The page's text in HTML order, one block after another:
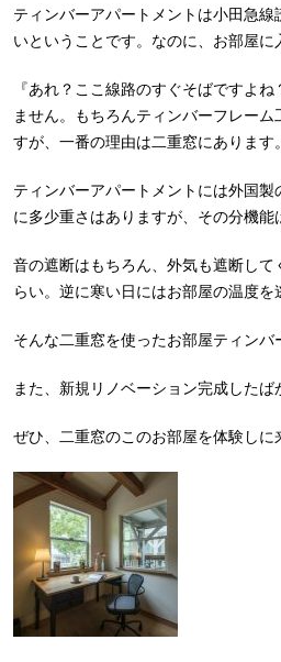
ティンバーアパートメントは小田急
いということです。なのに、お部屋に
『あれ？ここ線路のすぐそばですよ
ません。もちろんティンバーフレー
すが、一番の理由は二重窓にあります。
ティンバーアパートメントには外国
に多少重さはありますが、その分機能
音の遮断はもちろん、外気も遮断し
らい。逆に寒い日にはお部屋の温度
そんな二重窓を使ったお部屋ティン
また、新規リノベーション完成した
ぜひ、二重窓のこのお部屋を体験しに